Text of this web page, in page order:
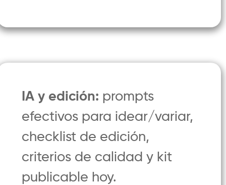
IA y edición: prompts
efectivos para idear/variar,
checklist de edición,
criterios de calidad y kit
publicable hoy.